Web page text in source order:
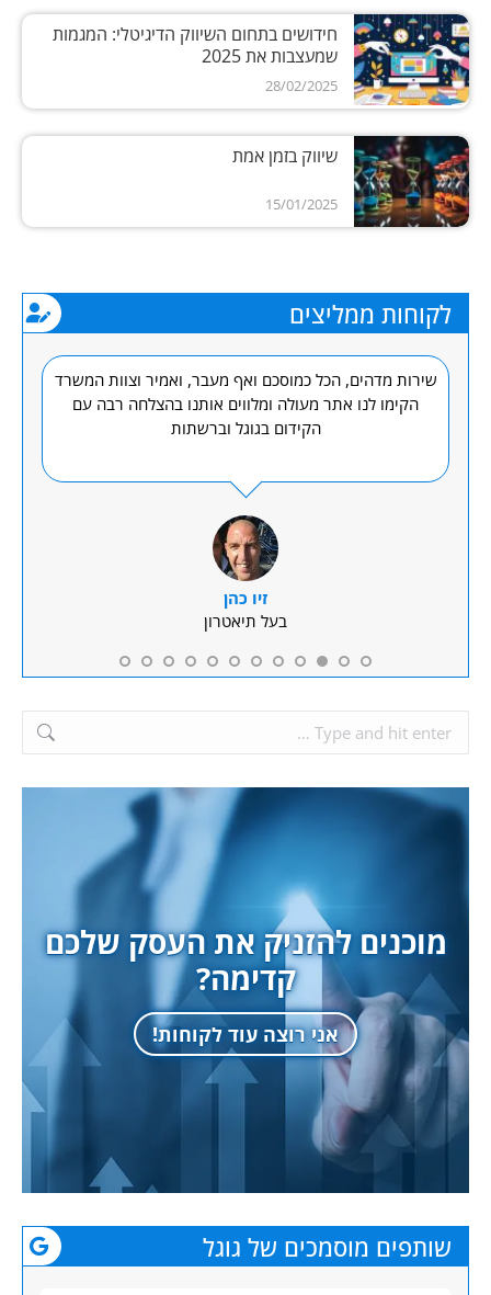
חידושים בתחום השיווק הדיגיטלי: המגמות
שמעצבות את 2025
28/02/2025
שיווק בזמן אמת
15/01/2025
לקוחות ממליצים
שירות מדהים, הכל כמוסכם ואף מעבר, ואמיר וצוות המשרד
הקימו לנו אתר מעולה ומלווים אותנו בהצלחה רבה עם
הקידום בגוגל וברשתות
זיו כהן
בעל תיאטרון
מוכנים להזניק את העסק שלכם
קדימה?
אני רוצה עוד לקוחות!
שותפים מוסמכים של גוגל